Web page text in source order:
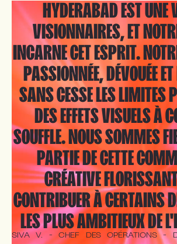
SIVA V. - CHEF DES OPÉRATIONS -
HYDERABAD EST UNE
VISIONNAIRES, ET
INCARNE CET ESPRIT.
PASSIONNÉE, DÉVOUÉE
SANS CESSE LES LIMITES
DES EFFETS VISUELS À
SOUFFLE. NOUS SOMMES
PARTIE DE CETTE
CRÉATIVE
CONTRIBUER À CERTAINS
LES PLUS AMBITIEUX DE